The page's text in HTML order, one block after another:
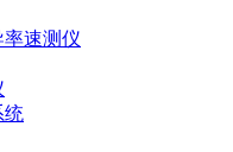
速测仪
统